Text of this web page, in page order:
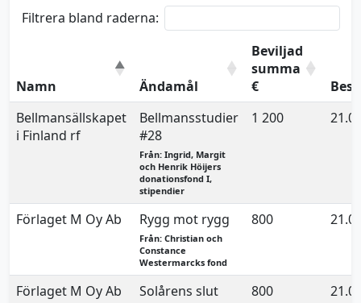
Filtrera bland raderna:
Namn Ändamål
Beviljad
summa
€
Bellmansällskapet
i Finland rf
Bellmansstudier
#28
Från: Ingrid, Margit
och Henrik Höijers
donationsfond I,
stipendier
1 200
Förlaget M Oy Ab Rygg mot rygg
Från: Christian och
Constance
Westermarcks fond
800
Förlaget M Oy Ab Solårens slut 800